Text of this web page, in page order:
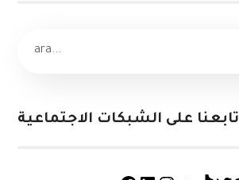
تابعنا على الشبكات الاجتماعية